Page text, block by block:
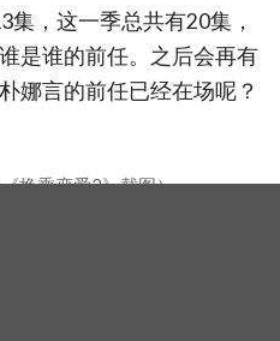
，这一季总共有20集，
是谁的前任。之后会再有
娜言的前任已经在场呢？
换乘恋爱2》截图）